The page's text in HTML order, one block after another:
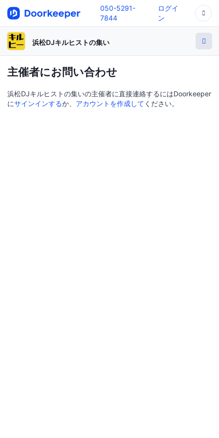
050-5291-
7844
ログイ
ン
浜松DJキルヒストの集い
主催者にお問い合わせ
浜松DJキルヒストの集いの主催者に直接連絡するにはDoorkeeper
にサインインするか、 アカウントを作成して ください。